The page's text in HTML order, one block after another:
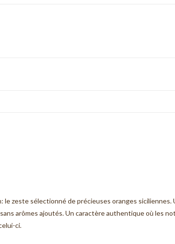
le zeste sélectionné de précieuses oranges
arômes ajoutés. Un caractère authentique où les
ci.